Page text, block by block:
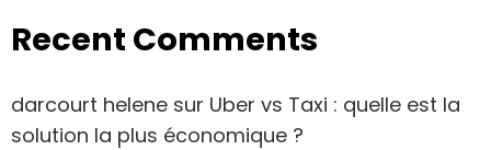
Recent Comments
darcourt helene sur Uber vs Taxi : quelle est la
solution la plus économique ?